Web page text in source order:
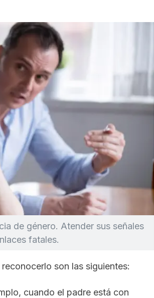
de género. Atender sus señales
fatales.
son las siguientes:
cuando el padre está con